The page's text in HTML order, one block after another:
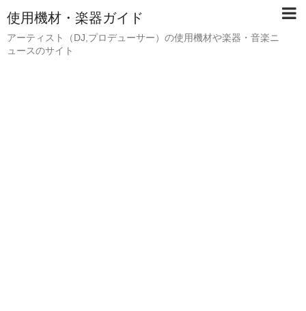
使用機材・楽器ガイド
アーティスト（DJ,プロデューサー）の使用機材や楽器・音楽ニ
ュースのサイト